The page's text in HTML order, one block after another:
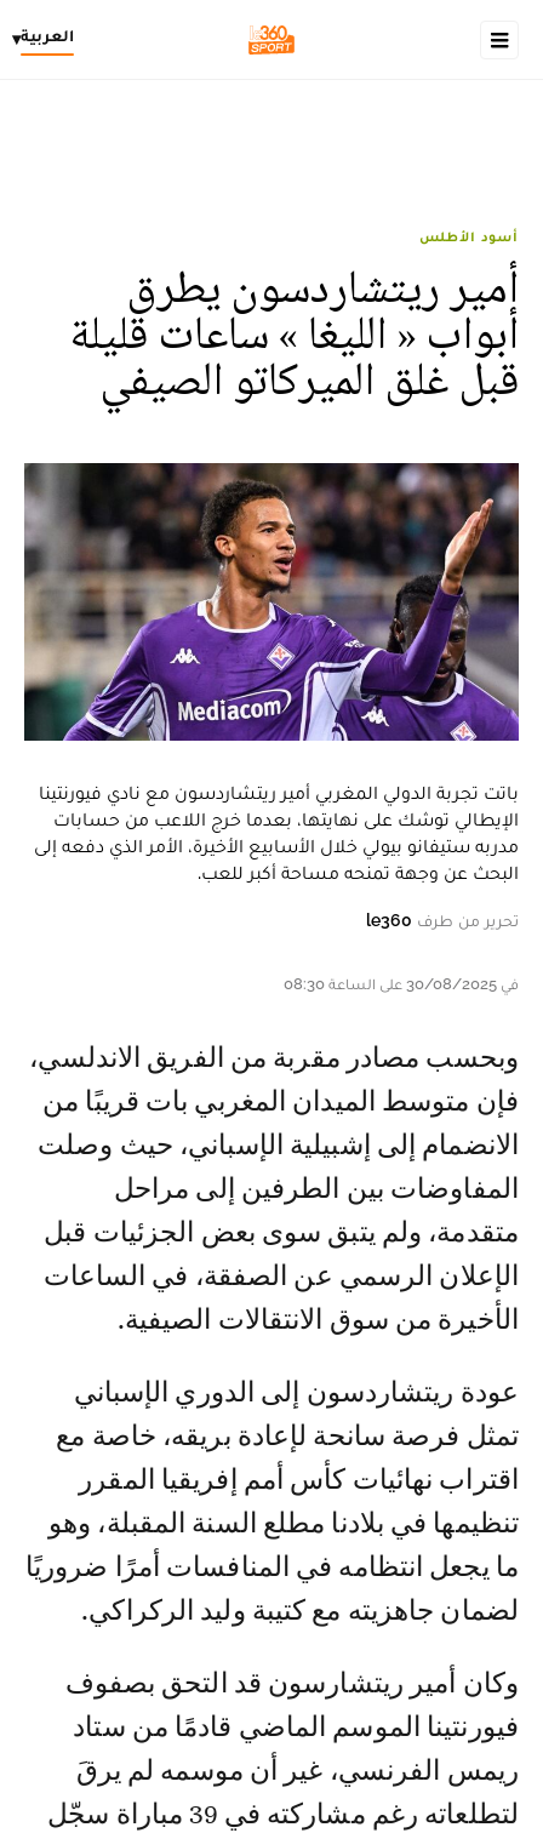
العربية▾
أسود الأطلس
أمير ريتشاردسون يطرق
أبواب « الليغا » ساعات قليلة
قبل غلق الميركاتو الصيفي
باتت تجربة الدولي المغربي أمير ريتشاردسون مع نادي فيورنتينا
الإيطالي توشك على نهايتها، بعدما خرج اللاعب من حسابات
مدربه ستيفانو بيولي خلال الأسابيع الأخيرة، الأمر الذي دفعه إلى
البحث عن وجهة تمنحه مساحة أكبر للعب.
تحرير من طرف le360
في 30/08/2025 على الساعة 08:30
وبحسب مصادر مقربة من الفريق الاندلسي،
فإن متوسط الميدان المغربي بات قريبًا من
الانضمام إلى إشبيلية الإسباني، حيث وصلت
المفاوضات بين الطرفين إلى مراحل
متقدمة، ولم يتبق سوى بعض الجزئيات قبل
الإعلان الرسمي عن الصفقة، في الساعات
الأخيرة من سوق الانتقالات الصيفية.
عودة ريتشاردسون إلى الدوري الإسباني
تمثل فرصة سانحة لإعادة بريقه، خاصة مع
اقتراب نهائيات كأس أمم إفريقيا المقرر
تنظيمها في بلادنا مطلع السنة المقبلة، وهو
ما يجعل انتظامه في المنافسات أمرًا ضروريًا
لضمان جاهزيته مع كتيبة وليد الركراكي.
وكان أمير ريتشارسون قد التحق بصفوف
فيورنتينا الموسم الماضي قادمًا من ستاد
ريمس الفرنسي، غير أن موسمه لم يرقَ
لتطلعاته رغم مشاركته في 39 مباراة سجّل